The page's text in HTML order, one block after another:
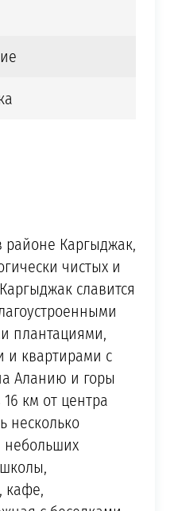
Каргыджак,
чистых и
славится
плантациями,
квартирами с
Аланию и горы
км от центра
несколько
небольших
кафе,